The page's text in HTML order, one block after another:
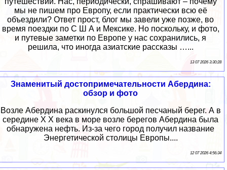
мы не пишем про Европу, если практически всю её
объездили? Ответ прост, блог мы завели уже позже, во
время поездки по С Ш А и Мексике. Но поскольку, и фото,
и путевые заметки по Европе у нас сохранились, я
решила, что иногда азиатские рассказы …...
13 07 2026 3:30:28
Знаменитый достопримечательности Абердина:
обзор и фото
Возле Абердина раскинулся большой песчаный берег. А в
середине Х Х века в море возле берегов Абердина была
обнаружена нефть. Из-за чего город получил название
Энергетической столицы Европы....
12 07 2026 4:56:34